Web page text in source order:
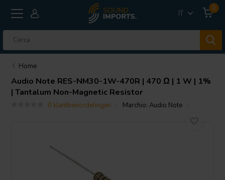
IT
0
Home
Audio Note RES-NM30-1W-470R | 470 Ω | 1 W | 1%
| Tantalum Non-Magnetic Resistor
0 klantbeoordelingen Marchio:Audio Note